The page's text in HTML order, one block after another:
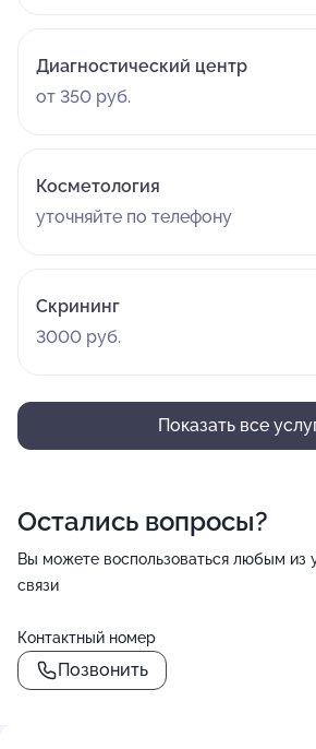
Диагностический центр
от 350 руб.
Косметология
уточняйте по телефону
Скрининг
3000 руб.
Показать все
Остались вопросы?
Вы можете воспользоваться любым из
связи
Контактный номер
Позвонить